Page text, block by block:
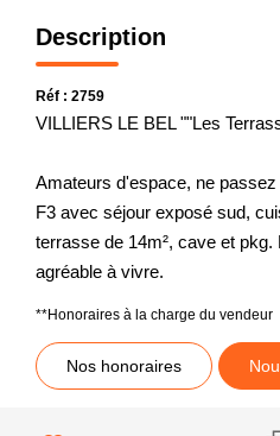
Description
Réf : 2759
VILLIERS LE BEL ""Les
Amateurs d'espace, ne
F3 avec séjour exposé sud,
terrasse de 14m², cave et
agréable à vivre.
**Honoraires à la charge du vendeur
Nos honoraires